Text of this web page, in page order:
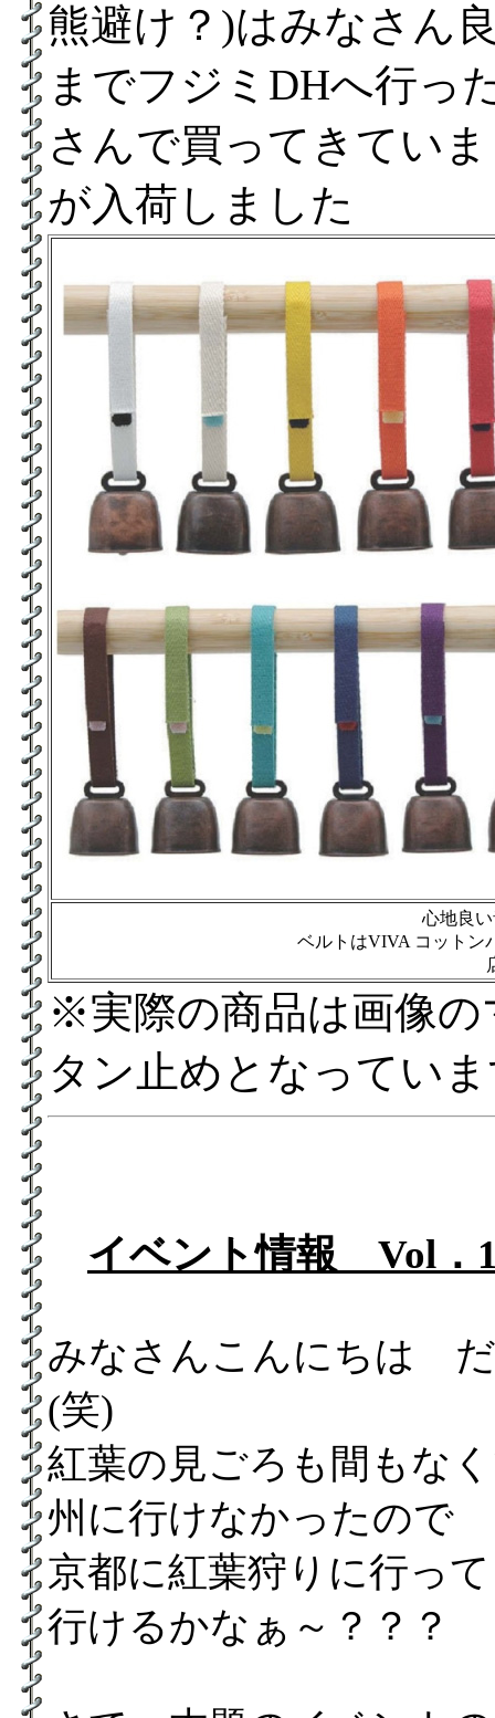
熊避け？)はみなさん
までフジミDHへ行っ
さんで買ってきてい
が入荷しました
心地良
ベルトはVIVA コットン
※実際の商品は画像
タン止めとなってい
イベント情報 Vol．
みなさんこんにちは
(笑)
紅葉の見ごろも間もな
州に行けなかったので
京都に紅葉狩りに行っ
行けるかなぁ～？？？